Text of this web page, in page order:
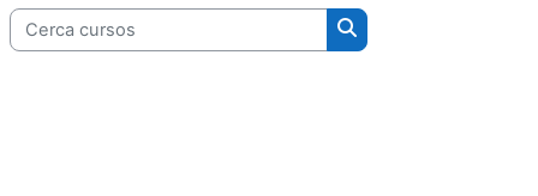
Cerca cursos
Cerca cursos